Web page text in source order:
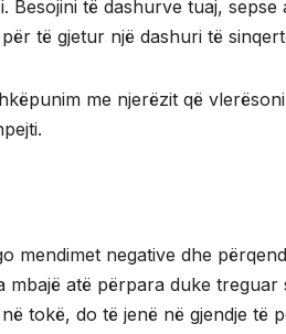
Besojini të dashurve tuaj,
të gjetur një dashuri të
me njerëzit që
mendimet negative dhe
mbajë atë përpara duke
tokë, do të jenë në gjendje të